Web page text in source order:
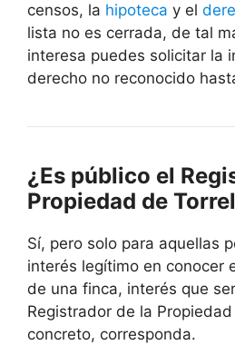
censos, la hipoteca y el
lista no es cerrada, de tal
interesa puedes solicitar la
derecho no reconocido
¿Es público el
Propiedad de
Sí, pero solo para aquellas
interés legítimo en conocer
de una finca, interés que
Registrador de la
concreto, corresponda.